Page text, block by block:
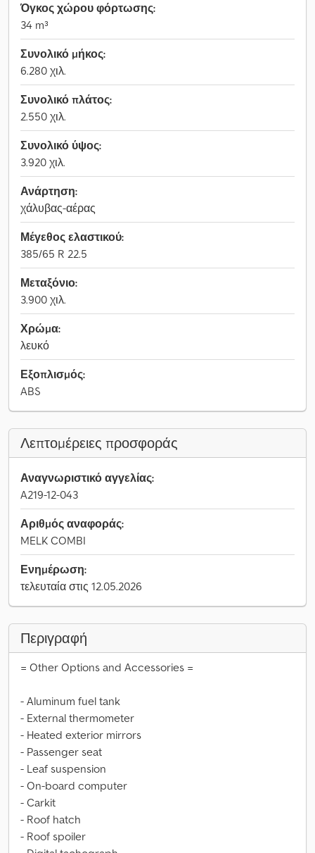
Όγκος χώρου φόρτωσης:
34 m³
Συνολικό μήκος:
6.280 χιλ.
Συνολικό πλάτος:
2.550 χιλ.
Συνολικό ύψος:
3.920 χιλ.
Ανάρτηση:
χάλυβας-αέρας
Μέγεθος ελαστικού:
385/65 R 22.5
Μεταξόνιο:
3.900 χιλ.
Χρώμα:
λευκό
Εξοπλισμός:
ABS
Λεπτομέρειες προσφοράς
Αναγνωριστικό αγγελίας:
A219-12-043
Αριθμός αναφοράς:
MELK COMBI
Ενημέρωση:
τελευταία στις 12.05.2026
Περιγραφή
= Other Options and Accessories =
- Aluminum fuel tank
- External thermometer
- Heated exterior mirrors
- Passenger seat
- Leaf suspension
- On-board computer
- Carkit
- Roof hatch
- Roof spoiler